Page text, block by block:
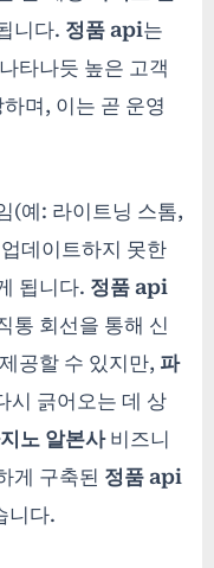
니다. 정품 api는
타나듯 높은 고객
며, 이는 곧 운영
(예: 라이트닝 스톰,
데이트하지 못한
됩니다. 정품 api
통 회선을 통해 신
공할 수 있지만, 파
시 긁어오는 데 상
노 알본사비즈니
게 구축된 정품 api
니다.